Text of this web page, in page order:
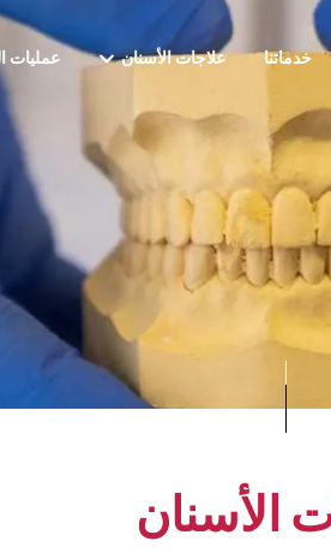
خدماتنا علاجات الأسنان عمليات
الأسنان